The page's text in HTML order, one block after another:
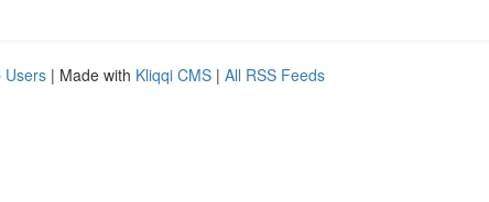
Users | Made with Kliqqi CMS | All RSS Feeds